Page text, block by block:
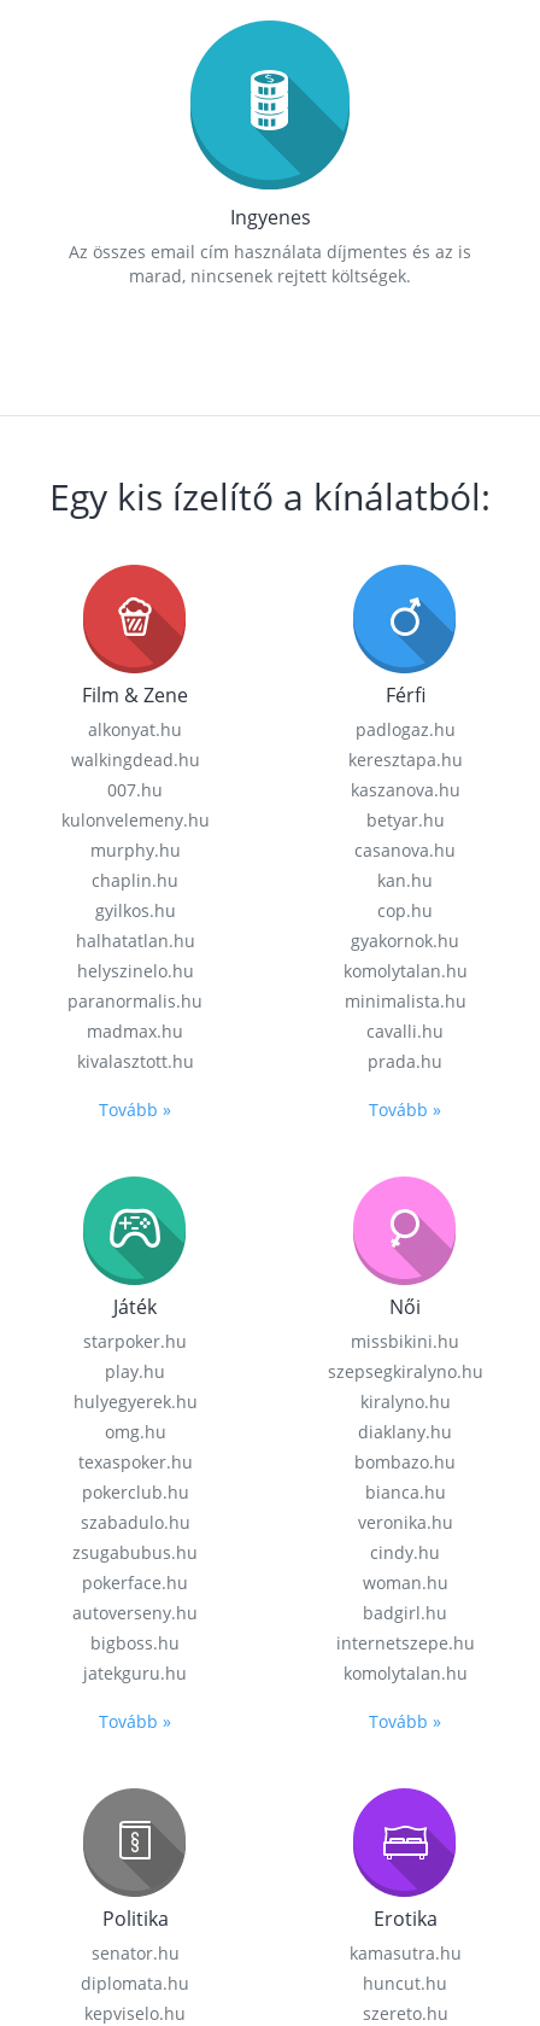
Ingyenes
Az összes email cím használata díjmentes és az is
marad, nincsenek rejtett költségek.
Egy kis ízelítő a kínálatból:
Film & Zene
alkonyat.hu
walkingdead.hu
007.hu
kulonvelemeny.hu
murphy.hu
chaplin.hu
gyilkos.hu
halhatatlan.hu
helyszinelo.hu
paranormalis.hu
madmax.hu
kivalasztott.hu
Tovább »
Férfi
padlogaz.hu
keresztapa.hu
kaszanova.hu
betyar.hu
casanova.hu
kan.hu
cop.hu
gyakornok.hu
komolytalan.hu
minimalista.hu
cavalli.hu
prada.hu
Tovább »
Játék
starpoker.hu
play.hu
hulyegyerek.hu
omg.hu
texaspoker.hu
pokerclub.hu
szabadulo.hu
zsugabubus.hu
pokerface.hu
autoverseny.hu
bigboss.hu
jatekguru.hu
Tovább »
Női
missbikini.hu
szepsegkiralyno.hu
kiralyno.hu
diaklany.hu
bombazo.hu
bianca.hu
veronika.hu
cindy.hu
woman.hu
badgirl.hu
internetszepe.hu
komolytalan.hu
Tovább »
Politika
senator.hu
diplomata.hu
kepviselo.hu
Erotika
kamasutra.hu
huncut.hu
szereto.hu